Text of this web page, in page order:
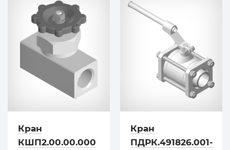
Кран
КШП2.00.00.000
Кран
ПДРК.491826.001-